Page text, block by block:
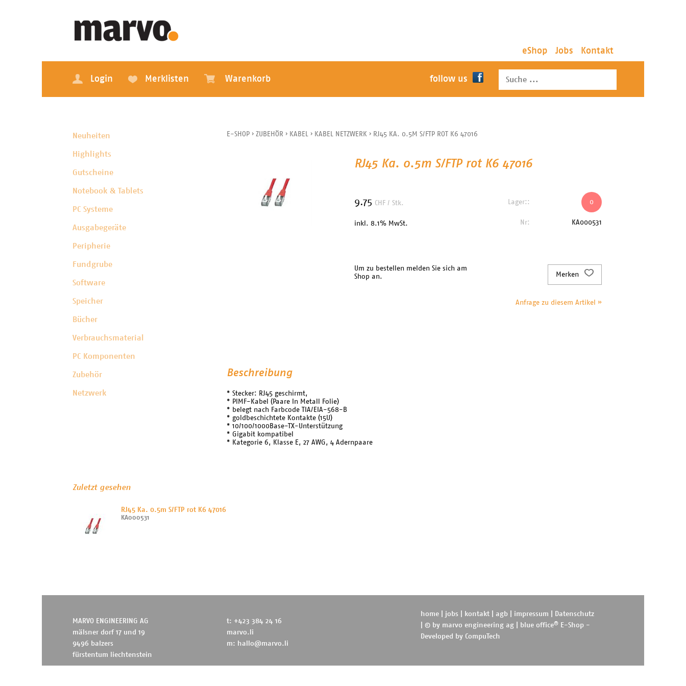
eShop Jobs Kontakt
Login Merklisten Warenkorb follow us
Neuheiten
Highlights
Gutscheine
Notebook & Tablets
PC Systeme
Ausgabegeräte
Peripherie
Fundgrube
Software
Speicher
Bücher
Verbrauchsmaterial
PC Komponenten
Zubehör
Netzwerk
E-SHOP › ZUBEHÖR › KABEL › KABEL NETZWERK › RJ45 KA. 0.5M S/FTP ROT K6 47016
RJ45 Ka. 0.5m S/FTP rot K6 47016
9.75 CHF / Stk.
inkl. 8.1% MwSt.
Lager:: 0
Nr: KA000531
Um zu bestellen melden Sie sich am
Shop an.
Merken
Anfrage zu diesem Artikel »
Beschreibung
* Stecker: RJ45 geschirmt,
* PIMF-Kabel (Paare In Metall Folie)
* belegt nach Farbcode TIA/EIA-568-B
* goldbeschichtete Kontakte (15U)
* 10/100/1000Base-TX-Unterstützung
* Gigabit kompatibel
* Kategorie 6, Klasse E, 27 AWG, 4 Adernpaare
Zuletzt gesehen
RJ45 Ka. 0.5m S/FTP rot K6 47016
KA000531
MARVO ENGINEERING AG
mälsner dorf 17 und 19
9496 balzers
fürstentum liechtenstein
t: +423 384 24 16
marvo.li
m: hallo@marvo.li
home jobs kontakt agb impressum
Datenschutz
| © by marvo engineering ag blue office®
E-Shop -
Developed by CompuTech